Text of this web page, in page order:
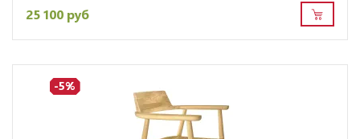
25 100 руб
-5%